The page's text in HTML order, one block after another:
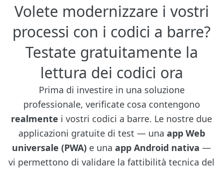
Volete modernizzare i vostri
processi con i codici a barre?
Testate gratuitamente la
lettura dei codici ora
Prima di investire in una soluzione
professionale, verificate cosa contengono
realmente i vostri codici a barre. Le nostre due
applicazioni gratuite di test — una app Web
universale (PWA) e una app Android nativa —
vi permettono di validare la fattibilità tecnica del